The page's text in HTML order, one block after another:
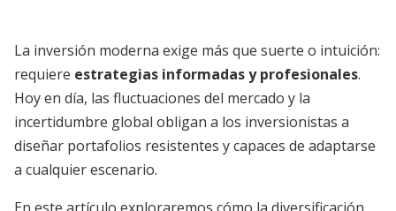
La inversión moderna exige más que suerte o intuición:
requiere estrategias informadas y profesionales.
Hoy en día, las fluctuaciones del mercado y la
incertidumbre global obligan a los inversionistas a
diseñar portafolios resistentes y capaces de adaptarse
a cualquier escenario.